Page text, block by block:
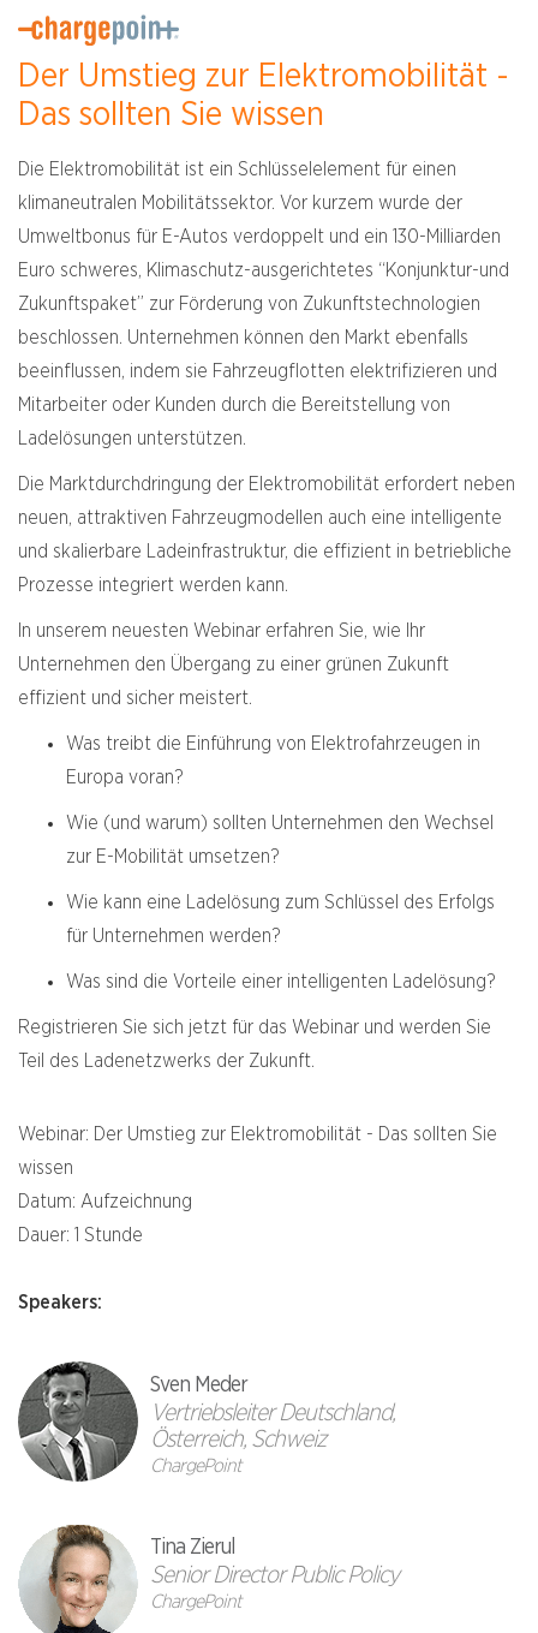
Der Umstieg zur Elektromobilität -
Das sollten Sie wissen
Die Elektromobilität ist ein Schlüsselelement für einen
klimaneutralen Mobilitätssektor. Vor kurzem wurde der
Umweltbonus für E-Autos verdoppelt und ein 130-Milliarden
Euro schweres, Klimaschutz-ausgerichtetes “Konjunktur-und
Zukunftspaket” zur Förderung von Zukunftstechnologien
beschlossen. Unternehmen können den Markt ebenfalls
beeinflussen, indem sie Fahrzeugflotten elektrifizieren und
Mitarbeiter oder Kunden durch die Bereitstellung von
Ladelösungen unterstützen.
Die Marktdurchdringung der Elektromobilität erfordert neben
neuen, attraktiven Fahrzeugmodellen auch eine intelligente
und skalierbare Ladeinfrastruktur, die effizient in betriebliche
Prozesse integriert werden kann.
In unserem neuesten Webinar erfahren Sie, wie Ihr
Unternehmen den Übergang zu einer grünen Zukunft
effizient und sicher meistert.
Was treibt die Einführung von Elektrofahrzeugen in
Europa voran?
Wie (und warum) sollten Unternehmen den Wechsel
zur E-Mobilität umsetzen?
Wie kann eine Ladelösung zum Schlüssel des Erfolgs
für Unternehmen werden?
Was sind die Vorteile einer intelligenten Ladelösung?
Registrieren Sie sich jetzt für das Webinar und werden Sie
Teil des Ladenetzwerks der Zukunft.
Webinar: Der Umstieg zur Elektromobilität - Das sollten Sie
wissen
Datum: Aufzeichnung
Dauer: 1 Stunde
Speakers:
Sven Meder
Vertriebsleiter Deutschland,
Österreich, Schweiz
ChargePoint
Tina Zierul
Senior Director Public Policy
ChargePoint